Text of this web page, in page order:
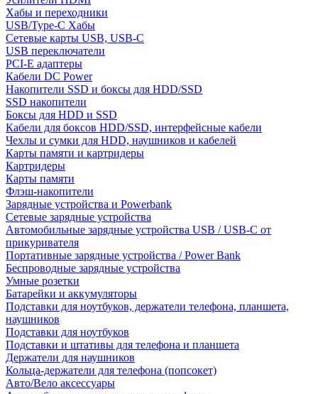
Хабы и переходники
USB/Type-C Хабы
Сетевые карты USB, USB-C
USB переключатели
PCI-E адаптеры
Кабели DC Power
Накопители SSD и боксы для HDD/SSD
SSD накопители
Боксы для HDD и SSD
Кабели для боксов HDD/SSD, интерфейсные кабели
Чехлы и сумки для HDD, наушников и кабелей
Карты памяти и картридеры
Картридеры
Карты памяти
Флэш-накопители
Зарядные устройства и Powerbank
Сетевые зарядные устройства
Автомобильные зарядные устройства USB / USB-C от
прикуривателя
Портативные зарядные устройства / Power Bank
Беспроводные зарядные устройства
Умные розетки
Батарейки и аккумуляторы
Подставки для ноутбуков, держатели телефона, планшета,
наушников
Подставки для ноутбуков
Подставки и штативы для телефона и планшета
Держатели для наушников
Кольца-держатели для телефона (попсокет)
Авто/Вело аксессуары